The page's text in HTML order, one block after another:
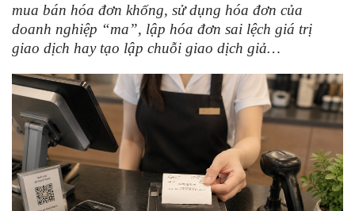
mua bán hóa đơn khống, sử dụng hóa đơn của
doanh nghiệp “ma”, lập hóa đơn sai lệch giá trị
giao dịch hay tạo lập chuỗi giao dịch giả…